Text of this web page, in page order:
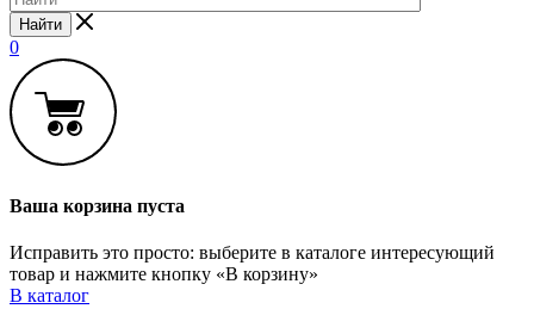
Найти
0
Ваша корзина пуста
Исправить это просто: выберите в каталоге интересующий
товар и нажмите кнопку «В корзину»
В каталог